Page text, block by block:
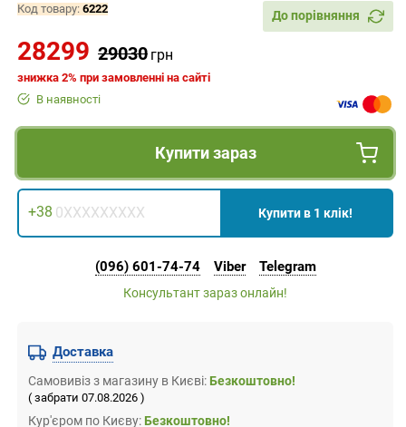
До порівняння
Код товару: 6222
28299 29030 грн
знижка 2% при замовленні на сайті
В наявності
Купити зараз
+38 Купити в 1 клік!
(096) 601-74-74 Viber Telegram
Консультант зараз онлайн!
Доставка
Самовивіз з магазину в Києві:Безкоштовно!
( забрати 07.08.2026 )
Кур'єром по Києву:Безкоштовно!